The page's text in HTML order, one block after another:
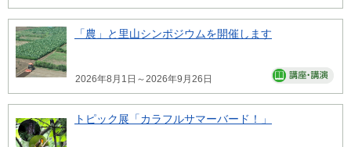
「農」と里山シンポジウムを開催します
2026年8月1日～2026年9月26日
トピック展「カラフルサマーバード！」